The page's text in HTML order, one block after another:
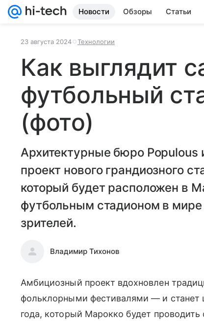
Новости Обзоры Статьи
23 августа 2024 Технологии
Как выглядит
футбольный
(фото)
Архитектурные бюро Populous
проект нового грандиозного
который будет расположен в
футбольным стадионом в
зрителей.
Владимир Тихонов
Амбициозный проект вдохновлен
фольклорными фестивалями — и станет
года, который Марокко будет